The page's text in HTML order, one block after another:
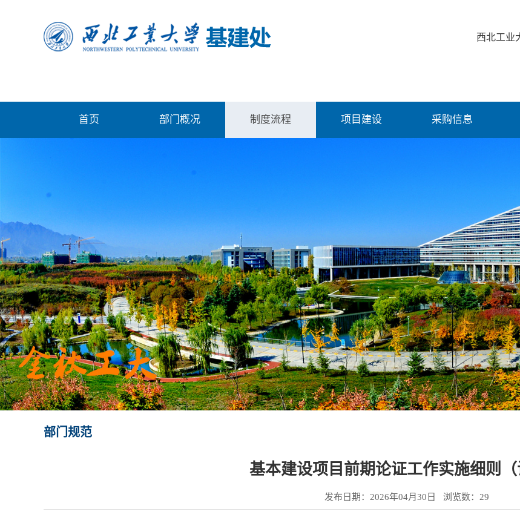
西北工业
首页 部门概况 制度流程 项目建设 采购信息
部门规范
基本建设项目前期论证工作实施细则（
发布日期：2026年04月30日 浏览数： 29